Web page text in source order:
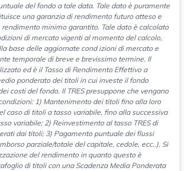
del fondo a tale data. Tale dato è puramente
una garanzia di rendimento futuro atteso e
minimo garantito. Tale dato è calcolato
di mercato vigenti al momento del calcolo,
base delle aggiornate cond izioni di mercato e
temporale di breve e brevissimo termine. Il
ed è il Tasso di Rendimento Effettivo a
ponderato dei titoli in cui investe il fondo
costi del fondo. Il TRES presuppone che vengano
1) Mantenimento dei titoli fino alla loro
caso di titoli a tasso variabile, fino alla successiva
variabile; 2) Reinvestimento al tasso TRES di
dai titoli; 3) Pagamento puntuale dei flussi
parziale/totale del capitale, cedole, ecc..). Si
del rendimento in quanto questo è
di titoli con una Scadenza Media Ponderata